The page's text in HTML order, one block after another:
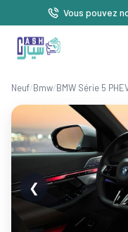
Vous pouvez
Neuf/Bmw/BMW Série 5
❮